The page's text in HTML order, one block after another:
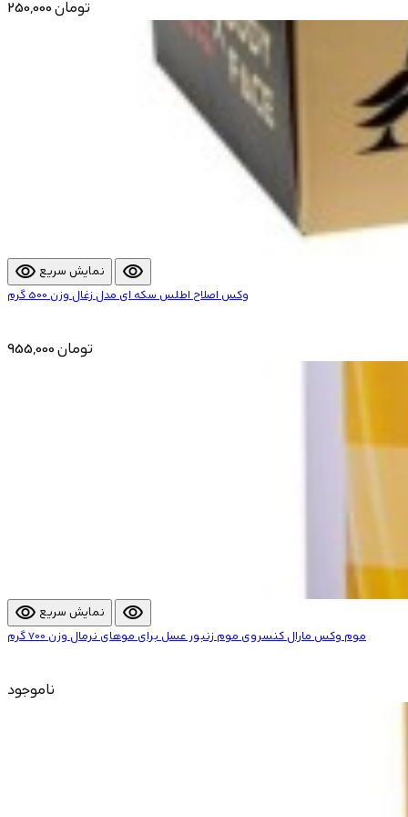
250,000 تومان
visibility نمایش سریع visibility
وکس اصلاح اطلس سکه ای مدل زغال وزن 500 گرم
955,000 تومان
visibility نمایش سریع visibility
موم وکس مارال کنسروی موم زنبور عسل برای موهای نرمال وزن 700 گرم
ناموجود